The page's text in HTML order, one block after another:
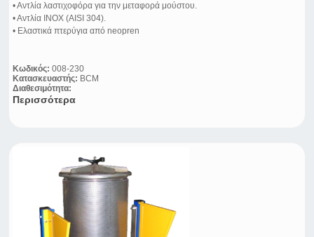
• Αντλία λαστιχοφόρα για την μεταφορά μούστου.
• Αντλία ΙΝΟΧ (AISI 304).
• Ελαστικά πτερύγια από neopren
Κωδικός: 008-230
Κατασκευαστής: BCM
Διαθεσιμότητα:
Περισσότερα